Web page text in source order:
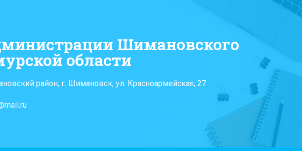
Шимановского
области
район, г. Шимановск, ул. Красноармейская, 27